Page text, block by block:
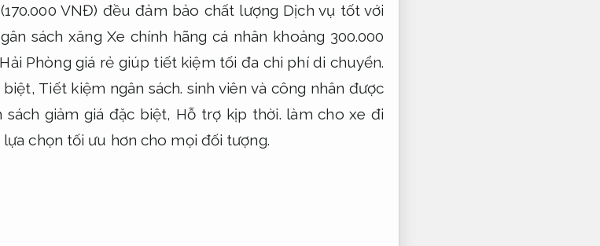
VNĐ) đều đảm bảo chất lượng Dịch vụ tốt với
sách xăng Xe chính hãng cá nhân khoảng 300.000
Phòng giá rẻ giúp tiết kiệm tối đa chi phí di chuyển.
Tiết kiệm ngân sách. sinh viên và công nhân được
giảm giá đặc biệt, Hỗ trợ kịp thời. làm cho xe đi
chọn tối ưu hơn cho mọi đối tượng.